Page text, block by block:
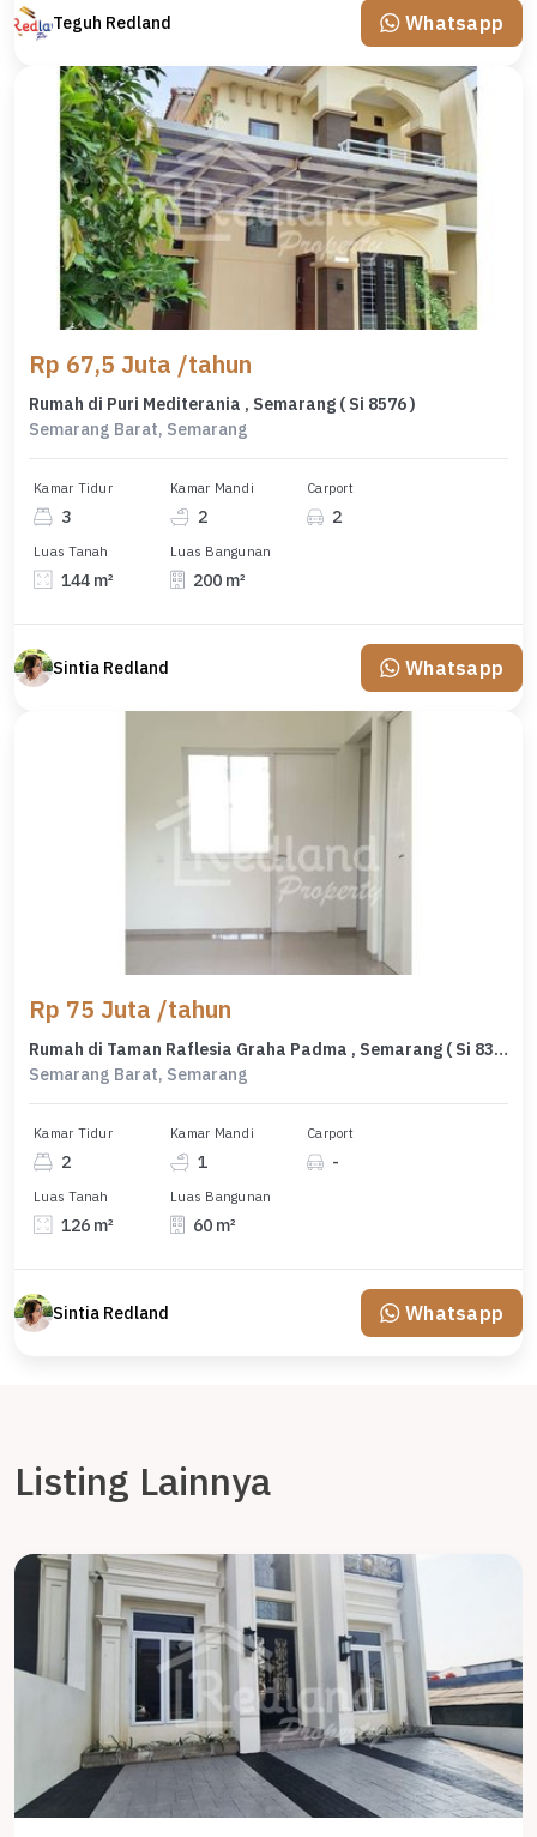
Teguh Redland Whatsapp
Rp 67,5 Juta /tahun
Rumah di Puri Mediterania , Semarang ( Si 8576 )
Semarang Barat, Semarang
Kamar Tidur
3
Kamar Mandi
2
Carport
2
Luas Tanah
144 m²
Luas Bangunan
200 m²
Sintia Redland Whatsapp
Rp 75 Juta /tahun
Rumah di Taman Raflesia Graha Padma , Semarang ( Si 8385 )
Semarang Barat, Semarang
Kamar Tidur
2
Kamar Mandi
1
Carport
-
Luas Tanah
126 m²
Luas Bangunan
60 m²
Sintia Redland Whatsapp
Listing Lainnya